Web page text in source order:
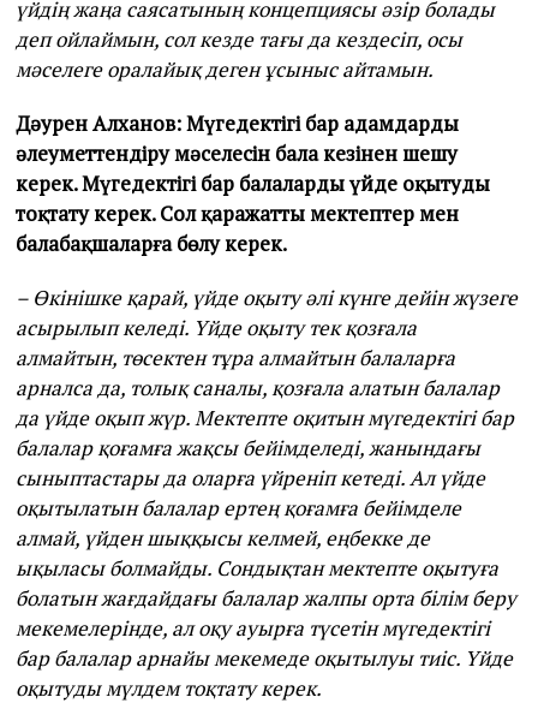
үйдің жаңа саясатының концепциясы әзір болады
деп ойлаймын, сол кезде тағы да кездесіп, осы
мәселеге оралайық деген ұсыныс айтамын.
Дәурен Алханов: Мүгедектігі бар адамдарды
әлеуметтендіру мәселесін бала кезінен шешу
керек. Мүгедектігі бар балаларды үйде оқытуды
тоқтату керек. Сол қаражатты мектептер мен
балабақшаларға бөлу керек.
– Өкінішке қарай, үйде оқыту әлі күнге дейін жүзеге
асырылып келеді. Үйде оқыту тек қозғала
алмайтын, төсектен тұра алмайтын балаларға
арналса да, толық саналы, қозғала алатын балалар
да үйде оқып жүр. Мектепте оқитын мүгедектігі бар
балалар қоғамға жақсы бейімделеді, жанындағы
сыныптастары да оларға үйреніп кетеді. Ал үйде
оқытылатын балалар ертең қоғамға бейімделе
алмай, үйден шыққысы келмей, еңбекке де
ықыласы болмайды. Сондықтан мектепте оқытуға
болатын жағдайдағы балалар жалпы орта білім беру
мекемелерінде, ал оқу ауырға түсетін мүгедектігі
бар балалар арнайы мекемеде оқытылуы тиіс. Үйде
оқытуды мүлдем тоқтату керек.